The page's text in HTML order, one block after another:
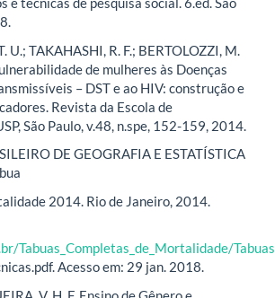
U.; TAKAHASHI, R. F.; BERTOLOZZI, M.
de mulheres às Doenças
– DST e ao HIV: construção e
Revista da Escola de
São Paulo, v.48, n.spe, 152-159, 2014.
DE GEOGRAFIA E ESTATÍSTICA
2014. Rio de Janeiro, 2014.
Tabuas_Completas_de_Mortalidade/
Acesso em: 29 jan. 2018.